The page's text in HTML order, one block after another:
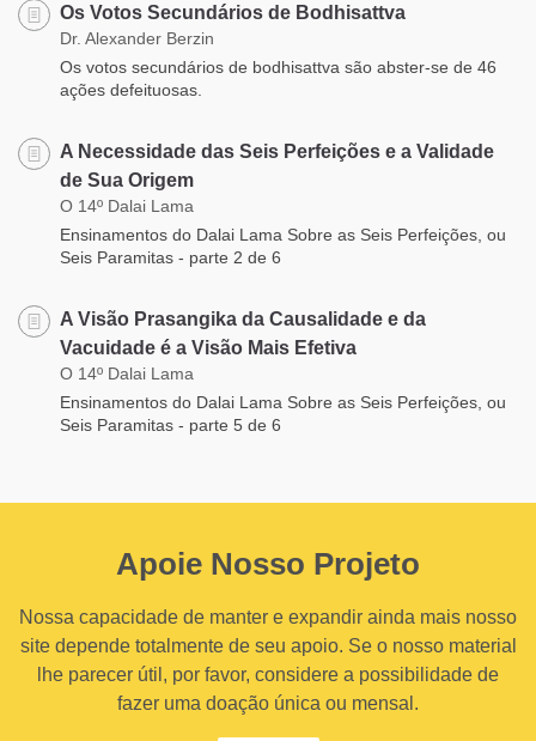
Os Votos Secundários de Bodhisattva
Dr. Alexander Berzin
Os votos secundários de bodhisattva são abster-se de 46
ações defeituosas.
A Necessidade das Seis Perfeições e a Validade
de Sua Origem
O 14º Dalai Lama
Ensinamentos do Dalai Lama Sobre as Seis Perfeições, ou
Seis Paramitas - parte 2 de 6
A Visão Prasangika da Causalidade e da
Vacuidade é a Visão Mais Efetiva
O 14º Dalai Lama
Ensinamentos do Dalai Lama Sobre as Seis Perfeições, ou
Seis Paramitas - parte 5 de 6
Apoie Nosso Projeto
Nossa capacidade de manter e expandir ainda mais nosso
site depende totalmente de seu apoio. Se o nosso material
lhe parecer útil, por favor, considere a possibilidade de
fazer uma doação única ou mensal.